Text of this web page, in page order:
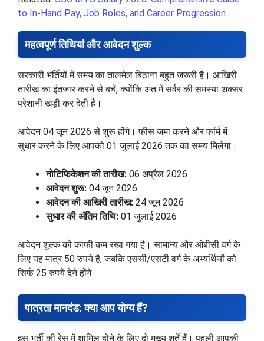
to In-Hand Pay, Job Roles, and Career Progression
महत्वपूर्ण तिथियां और आवेदन शुल्क
सरकारी भर्तियों में समय का तालमेल बिठाना बहुत जरूरी है। आखिरी
तारीख का इंतजार करने से बचें, क्योंकि अंत में सर्वर की समस्या अक्सर
परेशानी खड़ी कर देती है।
आवेदन 04 जून 2026 से शुरू होंगे। फीस जमा करने और फॉर्म में
सुधार करने के लिए आपको 01 जुलाई 2026 तक का समय मिलेगा।
नोटिफिकेशन की तारीख: 06 अप्रैल 2026
आवेदन शुरू: 04 जून 2026
आवेदन की आखिरी तारीख: 24 जून 2026
सुधार की अंतिम तिथि: 01 जुलाई 2026
आवेदन शुल्क को काफी कम रखा गया है। सामान्य और ओबीसी वर्ग के
लिए यह मात्र 50 रुपये है, जबकि एससी/एसटी वर्ग के अभ्यर्थियों को
सिर्फ 25 रुपये देने होंगे।
पात्रता मानदंड: क्या आप योग्य हैं?
इस भर्ती की रेस में शामिल होने के लिए दो मुख्य शर्तें हैं। पहली आपकी